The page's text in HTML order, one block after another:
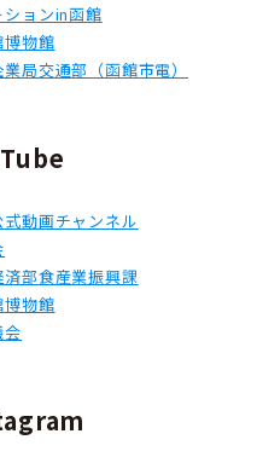
ションin函館
博物館
局交通部（函館市電）
動画チャンネル
部食産業振興課
博物館
会